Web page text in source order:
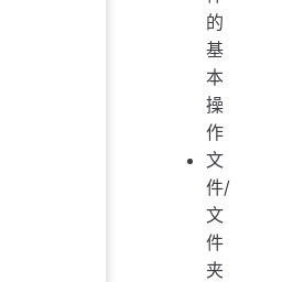
的
基
本
操
作
文
件/
文
件
夹